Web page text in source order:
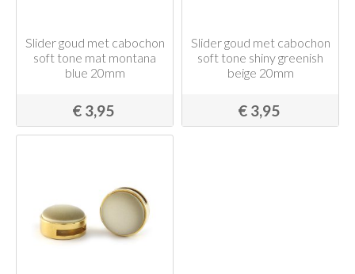
Slider goud met cabochon
soft tone mat montana
blue 20mm
€ 3,95
Slider goud met cabochon
soft tone shiny greenish
beige 20mm
€ 3,95